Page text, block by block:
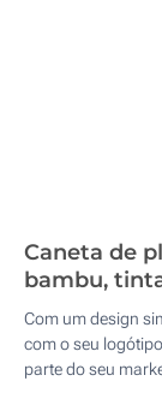
Caneta de
bambu,
Com um design
com o seu
parte do seu